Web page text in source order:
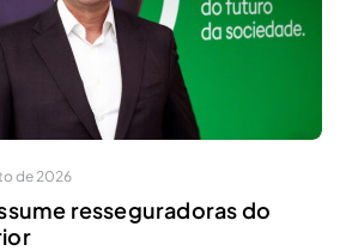
de 2026
resseguradoras do